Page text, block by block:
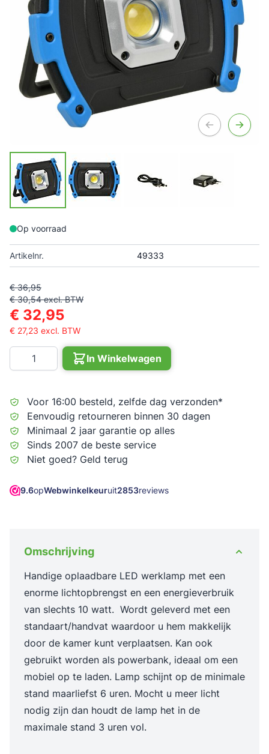
Op voorraad
Artikelnr. 49333
€ 36,95
€ 30,54 excl. BTW
€ 32,95
€ 27,23 excl. BTW
Aantal
In Winkelwagen
Voor 16:00 besteld, zelfde dag verzonden*
Eenvoudig retourneren binnen 30 dagen
Minimaal 2 jaar garantie op alles
Sinds 2007 de beste service
Niet goed? Geld terug
9.6opWebwinkelkeuruit2853reviews
Omschrijving
Handige oplaadbare LED werklamp met een
enorme lichtopbrengst en een energieverbruik
van slechts 10 watt. Wordt geleverd met een
standaart/handvat waardoor u hem makkelijk
door de kamer kunt verplaatsen. Kan ook
gebruikt worden als powerbank, ideaal om een
mobiel op te laden. Lamp schijnt op de minimale
stand maarliefst 6 uren. Mocht u meer licht
nodig zijn dan houdt de lamp het in de
maximale stand 3 uren vol.